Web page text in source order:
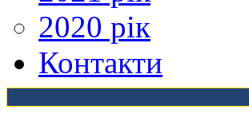
2020 рік
Контакти